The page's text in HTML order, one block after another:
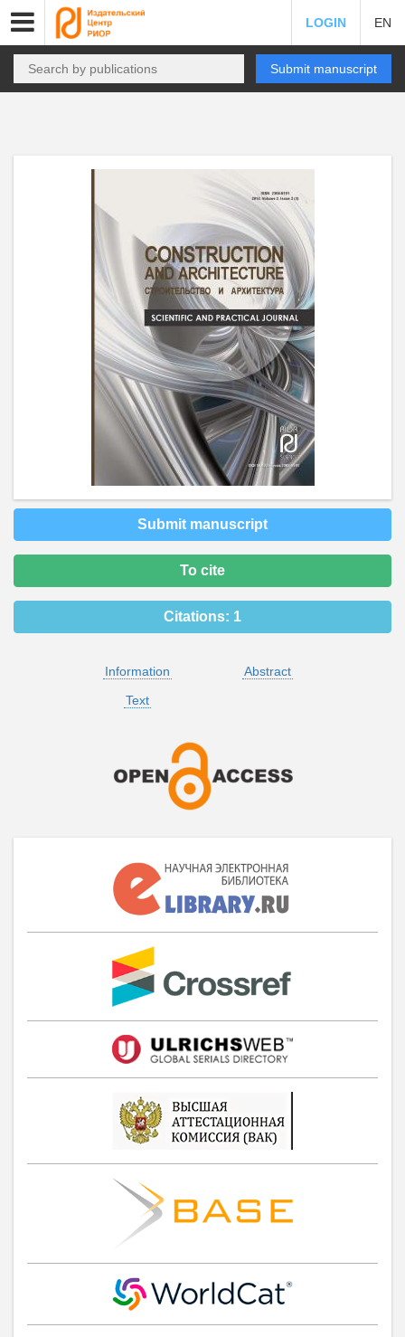
LOGIN EN
Submit manuscript
Submit manuscript
To cite
Citations: 1
Information
Abstract
Text